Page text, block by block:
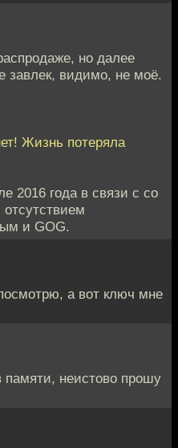
но далее
завлек, видимо, не моё.
Жизнь потеряла
2016 года в связи с со
и GOG.
а вот ключ мне
памяти, неистово прошу